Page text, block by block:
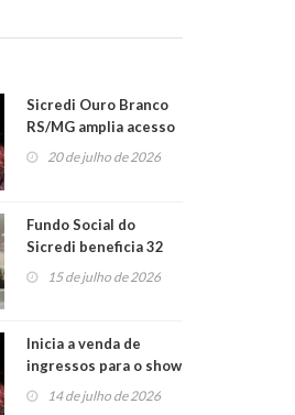
Sicredi Ouro Branco
RS/MG amplia acesso
ao show dos 45 anos
20 de julho de 2026
Fundo Social do
Sicredi beneficia 32
projetos em
Montenegro
15 de julho de 2026
Inicia a venda de
ingressos para o show
do Jota Quest nos 45
14 de julho de 2026